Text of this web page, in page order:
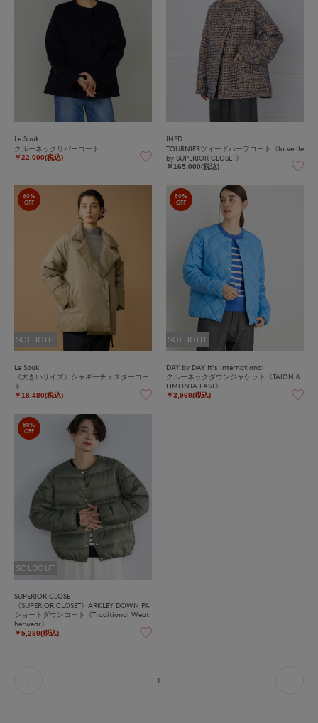
Le Souk
クルーネックリバーコート
￥22,000(税込)
INED
TOURNIERツィードハーフコート《la veille
by SUPERIOR CLOSET》
￥165,000(税込)
60%
OFF
SOLDOUT
Le Souk
《大きいサイズ》シャギーチェスターコー
ト
￥18,480(税込)
80%
OFF
SOLDOUT
DAY by DAY It's international
クルーネックダウンジャケット《TAION &
LIMONTA EAST》
￥3,960(税込)
80%
OFF
SOLDOUT
SUPERIOR CLOSET
《SUPERIOR CLOSET》ARKLEY DOWN PA
ショートダウンコート《Traditional Weat
herwear》
￥5,280(税込)
1